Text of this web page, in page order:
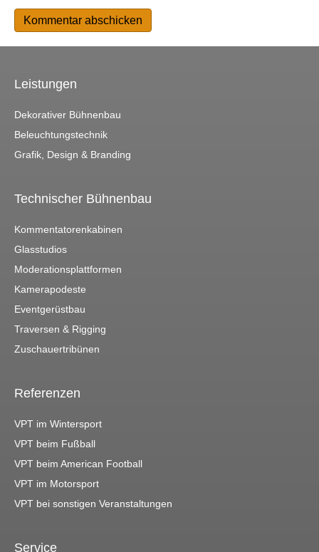
Leistungen
Dekorativer Bühnenbau
Beleuchtungstechnik
Grafik, Design & Branding
Technischer Bühnenbau
Kommentatorenkabinen
Glasstudios
Moderationsplattformen
Kamerapodeste
Eventgerüstbau
Traversen & Rigging
Zuschauertribünen
Referenzen
VPT im Wintersport
VPT beim Fußball
VPT beim American Football
VPT im Motorsport
VPT bei sonstigen Veranstaltungen
Service